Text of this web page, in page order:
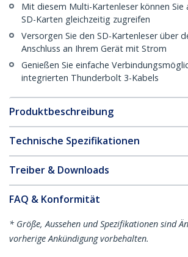
Mit diesem Multi-Kartenleser können Sie
SD-Karten gleichzeitig zugreifen
Versorgen Sie den SD-Kartenleser über
Anschluss an Ihrem Gerät mit Strom
Genießen Sie einfache
integrierten Thunderbolt 3-Kabels
Produktbeschreibung
Technische Spezifikationen
Treiber & Downloads
FAQ & Konformität
* Größe, Aussehen und Spezifikationen sind
vorherige Ankündigung vorbehalten.